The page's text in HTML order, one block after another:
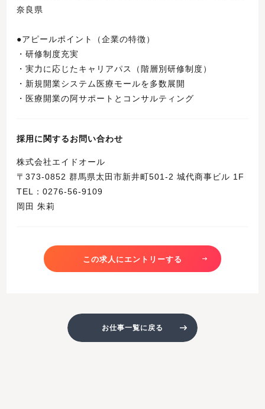
奈良県
●アピールポイント（企業の特徴）
・研修制度充実
・実力に応じたキャリアパス（階層別研修制度）
・新規開業システム医療モールを多数展開
・医療開業の阿サポートとコンサルティング
採用に関するお問い合わせ
株式会社エイドオール
〒373-0852 群馬県太田市新井町501-2 城代商事ビル 1F
TEL：0276-56-9109
岡田 朱莉
この求人にエントリーする
お仕事一覧に戻る